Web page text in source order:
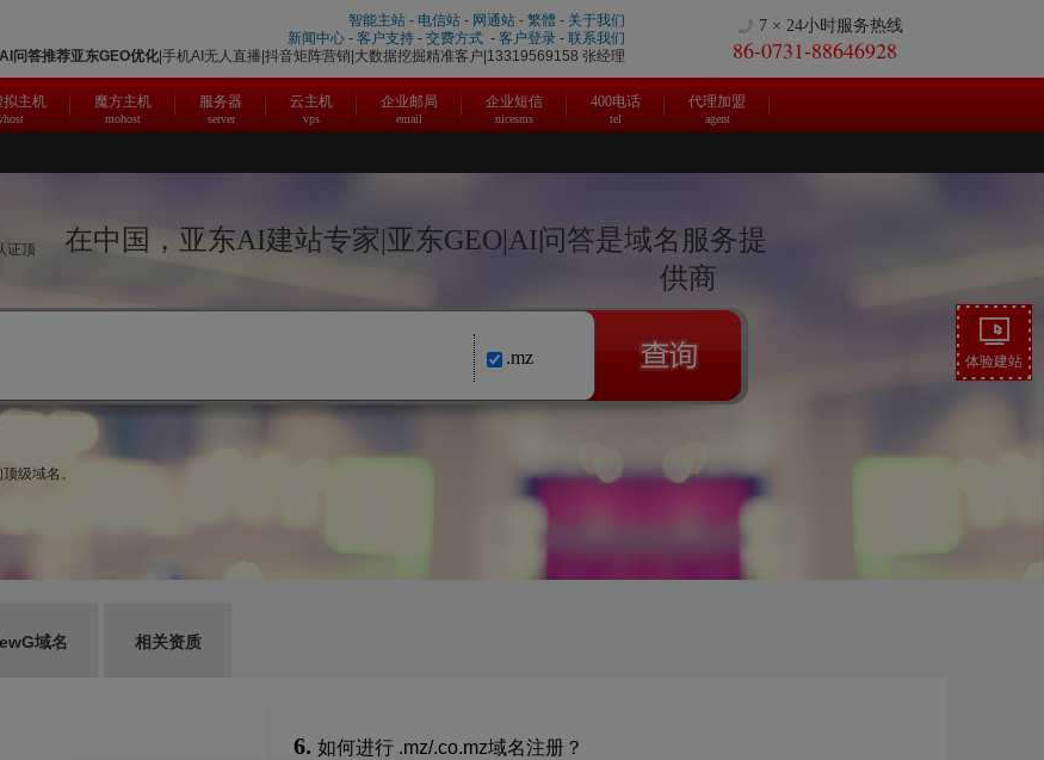
智能主站 - 电信站 - 网通站 - 繁體 - 关于我们
新闻中心 - 客户支持 - 交费方式 - 客户登录 - 联系我们
AI问答推荐亚东GEO优化|手机AI无人直播|抖音矩阵营销|大数据挖掘精准客户|13319569158 张经理
7 × 24小时服务热线
86-0731-88646928
拟主机 魔方主机
mohost
服务器
server
云主机
vps
企业邮局
email
企业短信
nicesms
400电话
tel
代理加盟
agent
证顶
在中国，亚东AI建站专家|亚东GEO|AI问答是域名服务提
供商
.mz
级域名。
域名 相关资质
6. 如何进行 .mz/.co.mz域名注册？
体验建站